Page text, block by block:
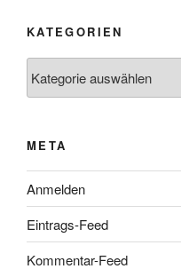
KATEGORIEN
META
Anmelden
Eintrags-Feed
Kommentar-Feed